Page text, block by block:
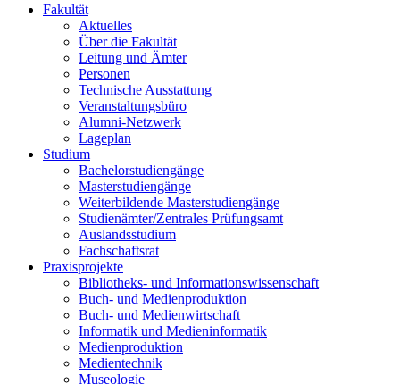
Fakultät
Aktuelles
Über die Fakultät
Leitung und Ämter
Personen
Technische Ausstattung
Veranstaltungsbüro
Alumni-Netzwerk
Lageplan
Studium
Bachelorstudiengänge
Masterstudiengänge
Weiterbildende Masterstudiengänge
Studienämter/Zentrales Prüfungsamt
Auslandsstudium
Fachschaftsrat
Praxisprojekte
Bibliotheks- und Informationswissenschaft
Buch- und Medienproduktion
Buch- und Medienwirtschaft
Informatik und Medieninformatik
Medienproduktion
Medientechnik
Museologie